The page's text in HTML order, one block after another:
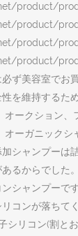
product/
product/
product/
product/
ず美容室でお
を維持するた
オークション
オーガニックシ
シャンプーは
るからでした
シャンプーで
コンが落ちて
シリコン(割と